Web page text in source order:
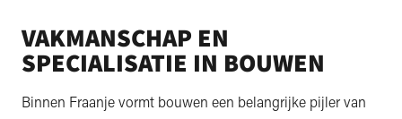
VAKMANSCHAP EN
SPECIALISATIE IN BOUWEN
Binnen Fraanje vormt bouwen een belangrijke pijler van